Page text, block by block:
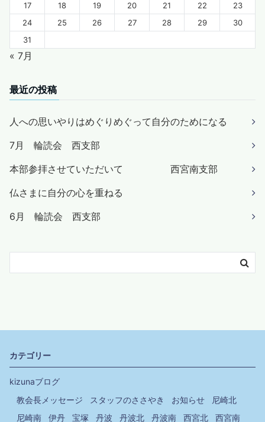
17
18 19 20 21 22
23
24
25 26 27 28 29
30
31
« 7月
最近の投稿
人への思いやりはめぐりめぐって自分のためになる
7月 輪読会 西支部
本部参拝させていただいて 西宮南支部
仏さまに自分の心を重ねる
6月 輪読会 西支部
カテゴリー
kizunaブログ
教会長メッセージ
スタッフのささやき お知らせ
尼崎北
尼崎南
伊丹 宝塚 丹波 丹波北 丹波南 西宮北 西宮南